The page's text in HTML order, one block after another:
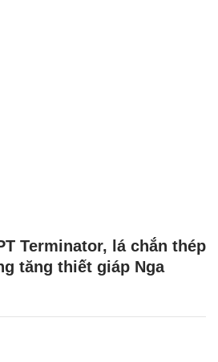
Terminator, lá chắn thép
tăng thiết giáp Nga